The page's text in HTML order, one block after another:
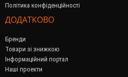
Політика конфіденційності
ДОДАТКОВО
Бренди
Товари зі знижкою
Інформаційний портал
Наші проекти